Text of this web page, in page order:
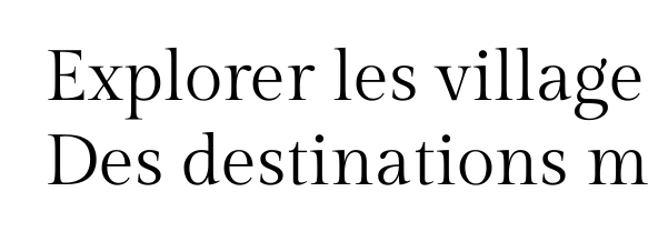
Explorer les
Des destinations